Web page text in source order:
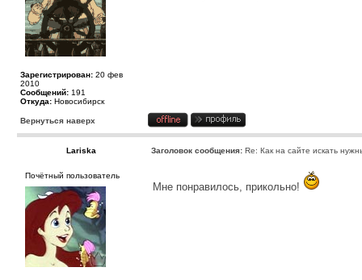
Зарегистрирован: 20 фев
2010
Сообщений: 191
Откуда: Новосибирск
Вернуться наверх
Lariska Заголовок сообщения: Re: Как на сайте искать
Почётный пользователь
Мне понравилось, прикольно!